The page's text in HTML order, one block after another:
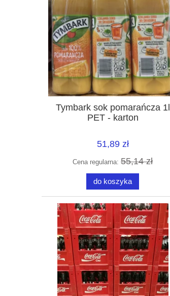
Tymbark sok pomarańcza 1l
PET - karton
51,89 zł
Cena regularna: 55,14 zł
do koszyka